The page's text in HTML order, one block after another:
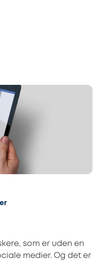
som er uden en
medier. Og det er